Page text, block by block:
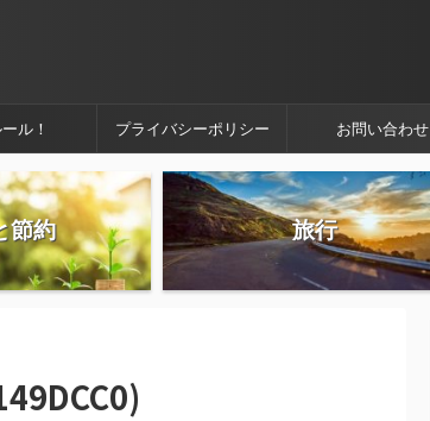
ル！ プライバシーポリシー お問い合わせ
節約 旅行